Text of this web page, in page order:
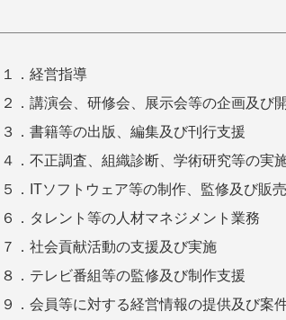
１．経営指導
２．講演会、研修会、展示会等の企画及び
３．書籍等の出版、編集及び刊行支援
４．不正調査、組織診断、学術研究等の実
５．ITソフトウェア等の制作、監修及び販売
６．タレント等の人材マネジメント業務
７．社会貢献活動の支援及び実施
８．テレビ番組等の監修及び制作支援
９．会員等に対する経営情報の提供及び案